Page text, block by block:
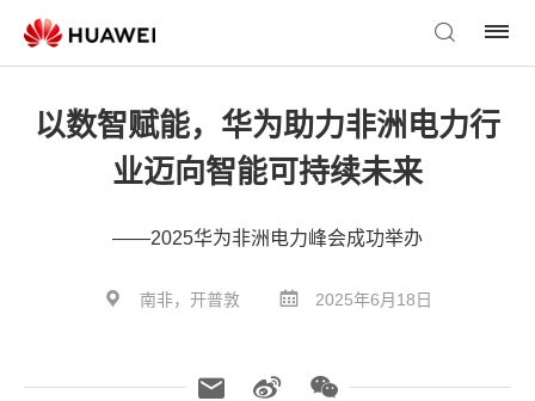
以数智赋能，华为助力非洲电力行
业迈向智能可持续未来
——2025华为非洲电力峰会成功举办
南非，开普敦 2025年6月18日